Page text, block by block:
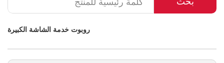
الأخبار
روبوت خدمة الشاشة الكبيرة